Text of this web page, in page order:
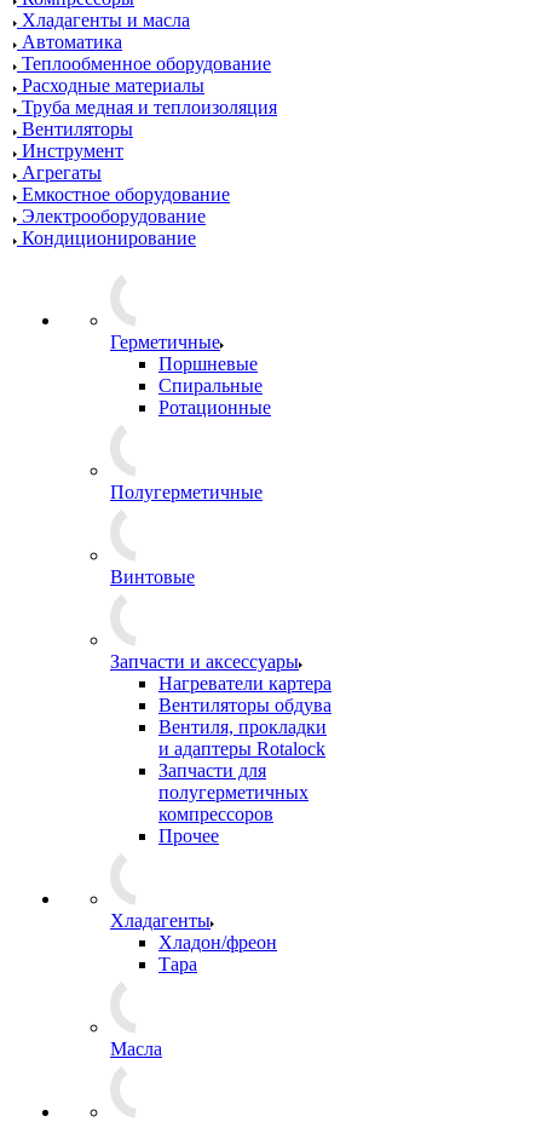
Хладагенты и масла
Автоматика
Теплообменное оборудование
Расходные материалы
Труба медная и теплоизоляция
Вентиляторы
Инструмент
Агрегаты
Емкостное оборудование
Электрооборудование
Кондиционирование
Герметичные
Поршневые
Спиральные
Ротационные
Полугерметичные
Винтовые
Запчасти и аксессуары
Нагреватели картера
Вентиляторы обдува
Вентиля, прокладки
и адаптеры Rotalock
Запчасти для
полугерметичных
компрессоров
Прочее
Хладагенты
Хладон/фреон
Тара
Масла